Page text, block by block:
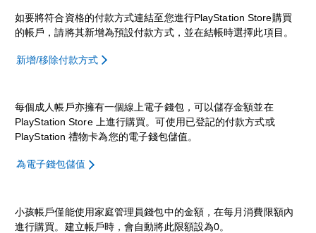
如要將符合資格的付款方式連結至您進行PlayStation Store購買
的帳戶，請將其新增為預設付款方式，並在結帳時選擇此項目。
新增/移除付款方式
每個成人帳戶亦擁有一個線上電子錢包，可以儲存金額並在
PlayStation Store 上進行購買。可使用已登記的付款方式或
PlayStation 禮物卡為您的電子錢包儲值。
為電子錢包儲值
小孩帳戶僅能使用家庭管理員錢包中的金額，在每月消費限額內
進行購買。建立帳戶時，會自動將此限額設為0。